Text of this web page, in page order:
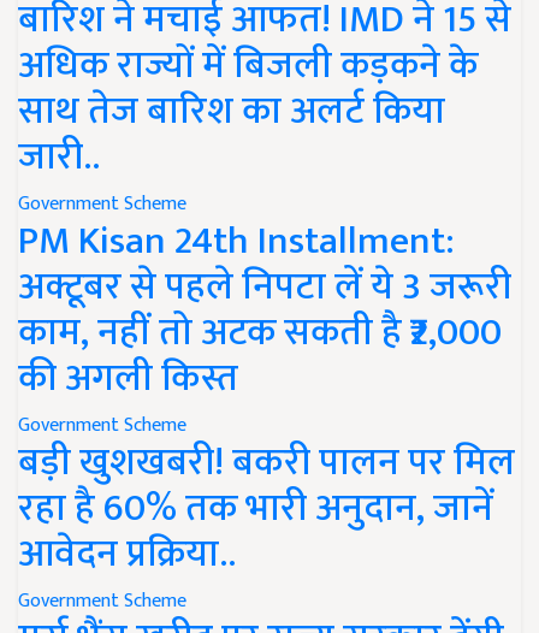
बारिश ने मचाई आफत! IMD ने 15 से
अधिक राज्यों में बिजली कड़कने के
साथ तेज बारिश का अलर्ट किया
जारी..
Government Scheme
PM Kisan 24th Installment:
अक्टूबर से पहले निपटा लें ये 3 जरूरी
काम, नहीं तो अटक सकती है ₹2,000
की अगली किस्त
Government Scheme
बड़ी खुशखबरी! बकरी पालन पर मिल
रहा है 60% तक भारी अनुदान, जानें
आवेदन प्रक्रिया..
Government Scheme